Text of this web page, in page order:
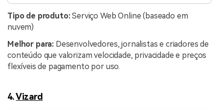
Tipo de produto:Serviço Web Online (baseado em
nuvem)
Melhor para: Desenvolvedores, jornalistas e criadores de
conteúdo que valorizam velocidade, privacidade e preços
flexíveis de pagamento por uso.
4.Vizard